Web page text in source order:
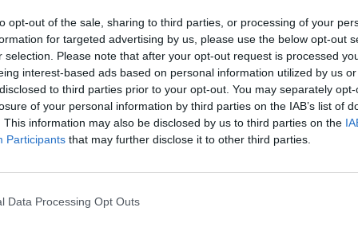
opt-out of the sale, sharing to third parties, or processing of your
for targeted advertising by us, please use the below opt-out
selection. Please note that after your opt-out request is processed
interest-based ads based on personal information utilized by us
to third parties prior to your opt-out. You may separately
of your personal information by third parties on the IAB’s list of
This information may also be disclosed by us to third parties on the
Participants that may further disclose it to other third parties.
Data Processing Opt Outs
renginių jūroje dar įmanoma ką nors
Šių metų Vilniaus festivalis teigia, kad
kalbėjomės su 55 metų
Rūta Prusevičiene.
festivalis turi savo devizą,
įvairius koncertus į visumą.